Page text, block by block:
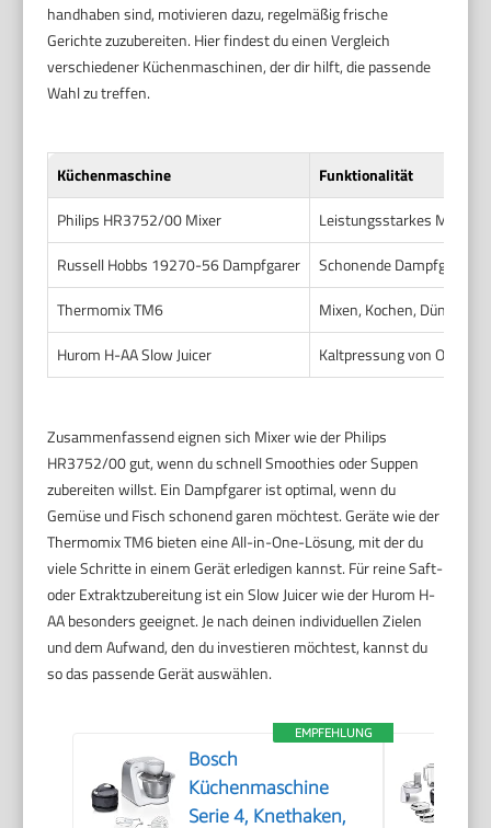
handhaben sind, motivieren dazu, regelmäßig frische
Gerichte zuzubereiten. Hier findest du einen Vergleich
verschiedener Küchenmaschinen, der dir hilft, die passende
Wahl zu treffen.
Küchenmaschine
Funktionalität
Philips HR3752/00 Mixer
Leistungsstarkes Mixen,
Russell Hobbs 19270-56 Dampfgarer
Schonende
Thermomix TM6
Mixen, Kochen, Dünsten,
Hurom H-AA Slow Juicer
Kaltpressung von Obst
Zusammenfassend eignen sich Mixer wie der Philips
HR3752/00 gut, wenn du schnell Smoothies oder Suppen
zubereiten willst. Ein Dampfgarer ist optimal, wenn du
Gemüse und Fisch schonend garen möchtest. Geräte wie der
Thermomix TM6 bieten eine All-in-One-Lösung, mit der du
viele Schritte in einem Gerät erledigen kannst. Für reine Saft-
oder Extraktzubereitung ist ein Slow Juicer wie der Hurom H-
AA besonders geeignet. Je nach deinen individuellen Zielen
und dem Aufwand, den du investieren möchtest, kannst du
so das passende Gerät auswählen.
EMPFEHLUNG
Bosch
Küchenmaschine
Serie 4, Knethaken,